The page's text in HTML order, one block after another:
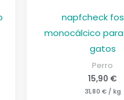
napfcheck
monocálcico
gatos
Perro
15,90 €
31,80 €/ kg